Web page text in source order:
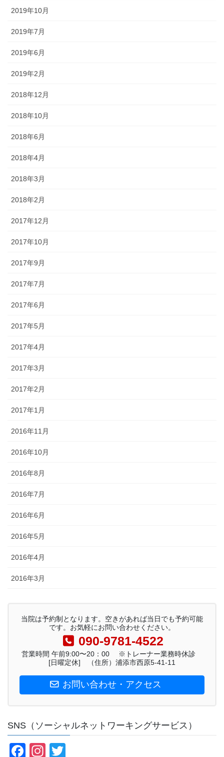
2019年10月
2019年7月
2019年6月
2019年2月
2018年12月
2018年10月
2018年6月
2018年4月
2018年3月
2018年2月
2017年12月
2017年10月
2017年9月
2017年7月
2017年6月
2017年5月
2017年4月
2017年3月
2017年2月
2017年1月
2016年11月
2016年10月
2016年8月
2016年7月
2016年6月
2016年5月
2016年4月
2016年3月
当院は予約制となります。空きがあれば当日でも予約可能
です。お気軽にお問い合わせください。
090-9781-4522
営業時間 午前9:00〜20：00 ※トレーナー業務時休診
[日曜定休] （住所）浦添市西原5-41-11
お問い合わせ・アクセス
SNS（ソーシャルネットワーキングサービス）
F In